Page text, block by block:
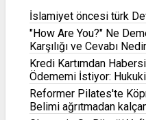
İslamiyet öncesi türk
"How Are You?" Ne
Karşılığı ve Cevabı
Kredi Kartımdan
Ödememi İstiyor:
Reformer Pilates'te
Belimi ağrıtmadan